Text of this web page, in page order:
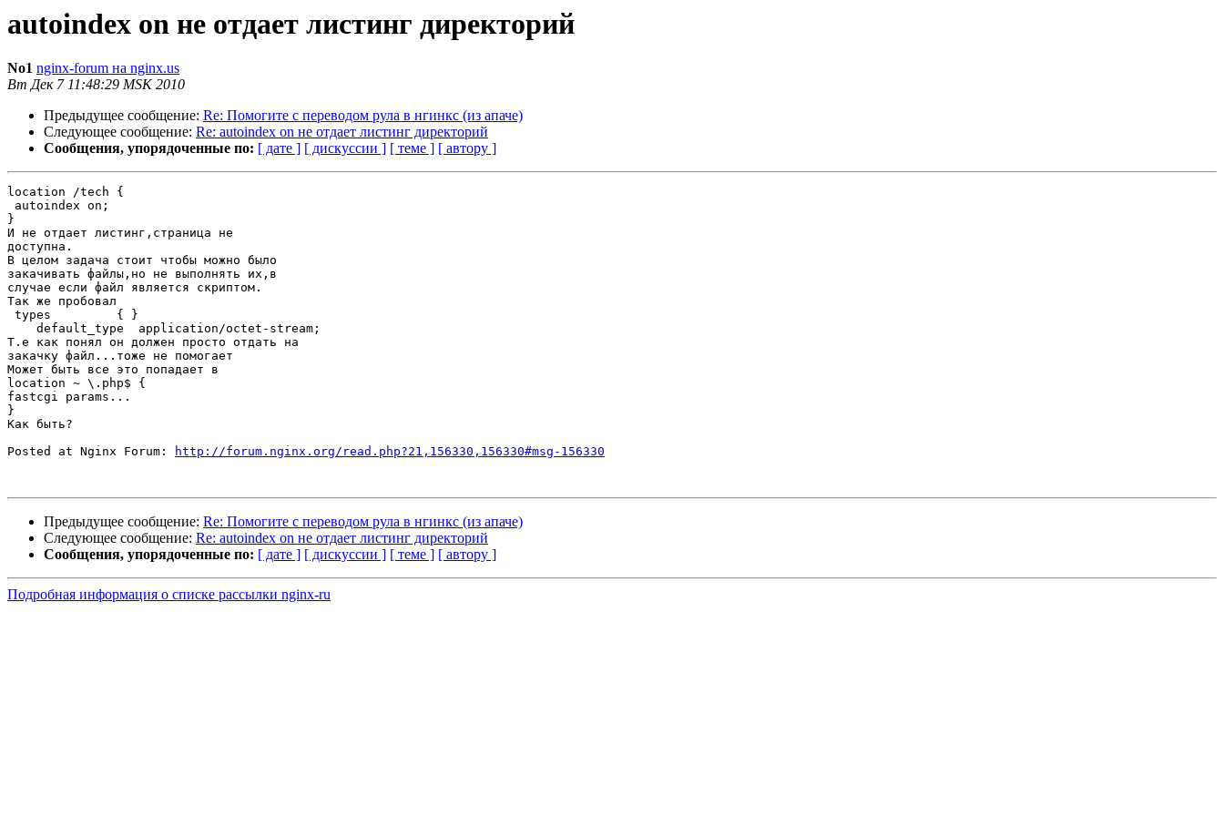
autoindex on не отдает листинг директорий
No1 nginx-forum на nginx.us
Вт Дек 7 11:48:29 MSK 2010
Предыдущее сообщение: Re: Помогите с переводом рула в нгинкс (из апаче)
Следующее сообщение: Re: autoindex on не отдает листинг директорий
Сообщения, упорядоченные по: [ дате ] [ дискуссии ] [ теме ] [ автору ]
location /tech {
autoindex on;
}
И не отдает листинг,страница не
доступна.
В целом задача стоит чтобы можно было
закачивать файлы,но не выполнять их,в
случае если файл является скриптом.
Так же пробовал
types         { }
    default_type  application/octet-stream;
Т.е как понял он должен просто отдать на
закачку файл...тоже не помогает
Может быть все это попадает в
location ~ \.php$ {
fastcgi params...
}
Как быть?
Posted at Nginx Forum:
http://forum.nginx.org/read.php?21,156330,156330#msg-156330
Предыдущее сообщение: Re: Помогите с переводом рула в нгинкс (из апаче)
Следующее сообщение: Re: autoindex on не отдает листинг директорий
Сообщения, упорядоченные по: [ дате ] [ дискуссии ] [ теме ] [ автору ]
Подробная информация о списке рассылки nginx-ru